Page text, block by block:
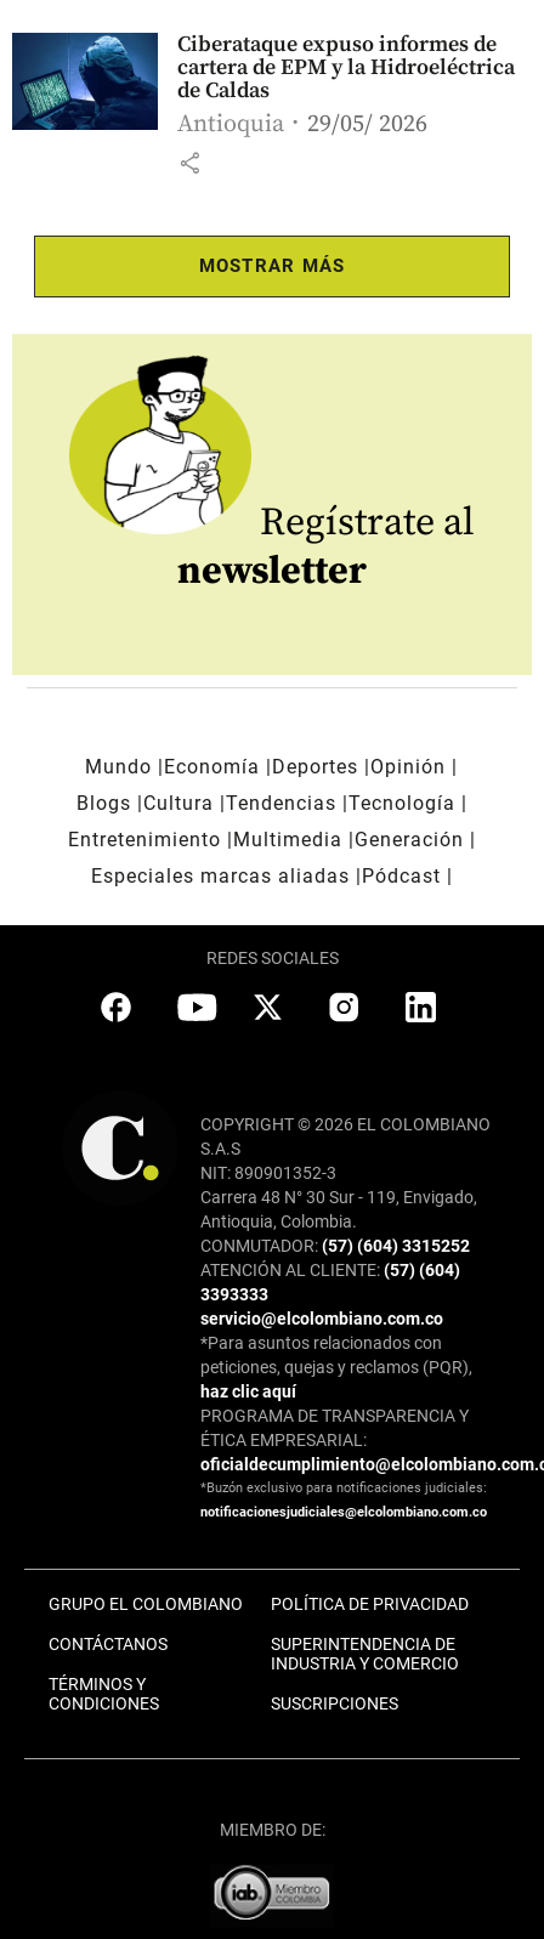
Ciberataque expuso informes de
cartera de EPM y la Hidroeléctrica
de Caldas
Antioquia 29/05/ 2026
share
MOSTRAR MÁS
Regístrate al
newsletter
Mundo Economía Deportes
Opinión
Blogs
Cultura Tendencias Tecnología
Entretenimiento
Multimedia
Generación
Especiales marcas aliadas
Pódcast
REDES SOCIALES
COPYRIGHT © 2026 EL COLOMBIANO
S.A.S
NIT: 890901352-3
Carrera 48 N° 30 Sur - 119, Envigado,
Antioquia, Colombia.
CONMUTADOR:(57) (604) 3315252
ATENCIÓN AL CLIENTE:(57) (604)
3393333
servicio@elcolombiano.com.co
*Para asuntos relacionados con
peticiones, quejas y reclamos (PQR),
haz clic aquí
PROGRAMA DE TRANSPARENCIA Y
ÉTICA EMPRESARIAL:
*Buzón exclusivo para notificaciones judiciales:
notificacionesjudiciales@elcolombiano.com.co
GRUPO EL COLOMBIANO
CONTÁCTANOS
TÉRMINOS Y
CONDICIONES
POLÍTICA DE PRIVACIDAD
SUPERINTENDENCIA DE
INDUSTRIA Y COMERCIO
SUSCRIPCIONES
MIEMBRO DE: